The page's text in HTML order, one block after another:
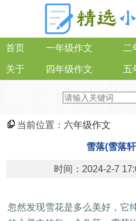
首页 一年级作文 二
关于 四年级作文 五
当前位置： 六年级作文
雪落(雪落
时间：2024-2-7
忽然发现雪花是多么美好，它